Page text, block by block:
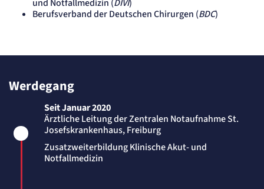
und Notfallmedizin (DIVI)
Berufsverband der Deutschen Chirurgen (BDC)
Werdegang
Seit Januar 2020
Ärztliche Leitung der Zentralen Notaufnahme St.
Josefskrankenhaus, Freiburg
Zusatzweiterbildung Klinische Akut- und
Notfallmedizin
Cookie Laufzeit:
"no" - 50 Jahre, "yes" - 480 Tage
fe_typo_user
Anbieter:
Zweck:
Dient der Identifizierung eines Anwenders und der besseren Bedienerführung.
Session